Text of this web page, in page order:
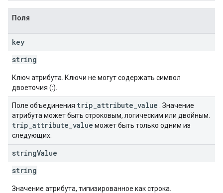
Поля
key
string
Ключ атрибута. Ключи не могут содержать символ
двоеточия (:).
Поле объединения trip attribute value . Значение
атрибута может быть строковым, логическим или двойным.
trip attribute value может быть только одним из
следующих:
stringValue
string
Значение атрибута, типизированное как строка.